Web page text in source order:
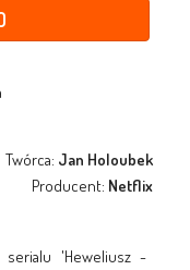
Twórca: Jan Holoubek
Producent: Netflix
serialu 'Heweliusz -